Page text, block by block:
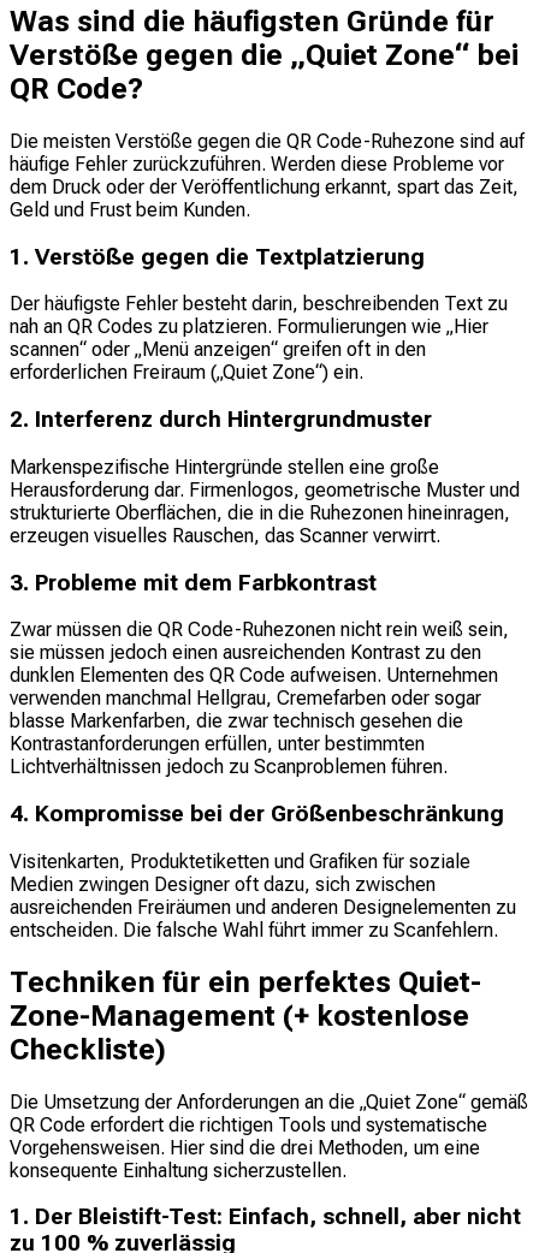
Was sind die häufigsten Gründe für
Verstöße gegen die „Quiet Zone“ bei
QR Code?
Die meisten Verstöße gegen die QR Code-Ruhezone sind auf
häufige Fehler zurückzuführen. Werden diese Probleme vor
dem Druck oder der Veröffentlichung erkannt, spart das Zeit,
Geld und Frust beim Kunden.
1. Verstöße gegen die Textplatzierung
Der häufigste Fehler besteht darin, beschreibenden Text zu
nah an QR Codes zu platzieren. Formulierungen wie „Hier
scannen“ oder „Menü anzeigen“ greifen oft in den
erforderlichen Freiraum („Quiet Zone“) ein.
2. Interferenz durch Hintergrundmuster
Markenspezifische Hintergründe stellen eine große
Herausforderung dar. Firmenlogos, geometrische Muster und
strukturierte Oberflächen, die in die Ruhezonen hineinragen,
erzeugen visuelles Rauschen, das Scanner verwirrt.
3. Probleme mit dem Farbkontrast
Zwar müssen die QR Code-Ruhezonen nicht rein weiß sein,
sie müssen jedoch einen ausreichenden Kontrast zu den
dunklen Elementen des QR Code aufweisen. Unternehmen
verwenden manchmal Hellgrau, Cremefarben oder sogar
blasse Markenfarben, die zwar technisch gesehen die
Kontrastanforderungen erfüllen, unter bestimmten
Lichtverhältnissen jedoch zu Scanproblemen führen.
4. Kompromisse bei der Größenbeschränkung
Visitenkarten, Produktetiketten und Grafiken für soziale
Medien zwingen Designer oft dazu, sich zwischen
ausreichenden Freiräumen und anderen Designelementen zu
entscheiden. Die falsche Wahl führt immer zu Scanfehlern.
Techniken für ein perfektes Quiet-
Zone-Management (+ kostenlose
Checkliste)
Die Umsetzung der Anforderungen an die „Quiet Zone“ gemäß
QR Code erfordert die richtigen Tools und systematische
Vorgehensweisen. Hier sind die drei Methoden, um eine
konsequente Einhaltung sicherzustellen.
1. Der Bleistift-Test: Einfach, schnell, aber nicht
zu 100 % zuverlässig